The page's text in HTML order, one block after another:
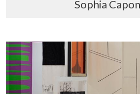
Sophia